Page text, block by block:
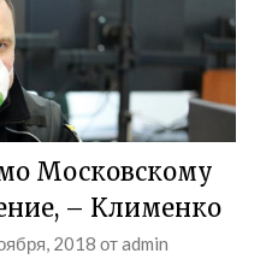
Московскому
– Клименко
2018 отadmin